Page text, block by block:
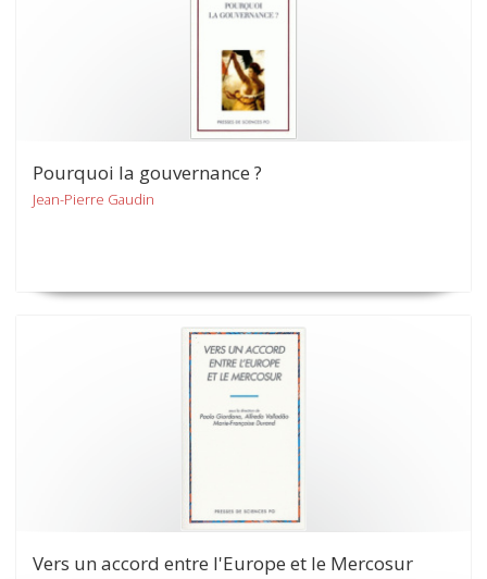
Pourquoi la gouvernance ?
Jean-Pierre Gaudin
Vers un accord entre l'Europe et le Mercosur